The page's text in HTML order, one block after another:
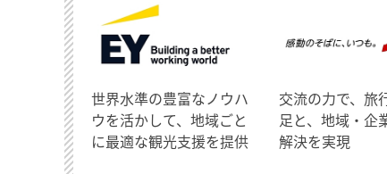
世界水準の豊富なノウハ
ウを活かして、地域ごと
に最適な観光支援を提供
交流の力で、旅
足と、地域・企
解決を実現